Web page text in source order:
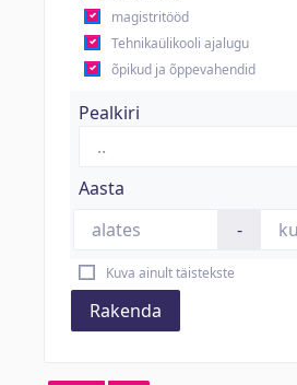
magistritööd
Tehnikaülikooli ajalugu
õpikud ja õppevahendid
Pealkiri
Aasta
-
Kuva ainult täistekste
Rakenda